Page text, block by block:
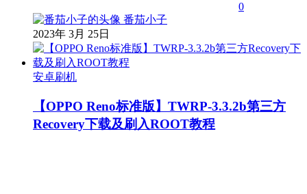
0
番茄小子
2023年 3月 25日
安卓刷机
【OPPO Reno标准版】TWRP-3.3.2b第三方
Recovery下载及刷入ROOT教程